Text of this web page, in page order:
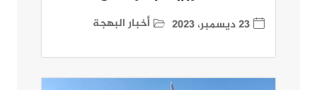
23 ديسمبر، 2023 أخبار البهجة